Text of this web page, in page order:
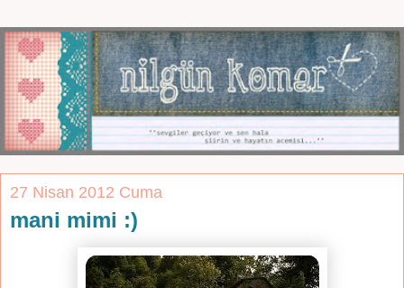
27 Nisan 2012 Cuma
mani mimi :)